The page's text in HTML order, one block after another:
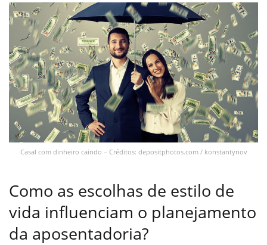
Casal com dinheiro caindo – Créditos: depositphotos.com / konstantynov
Como as escolhas de estilo de
vida influenciam o planejamento
da aposentadoria?